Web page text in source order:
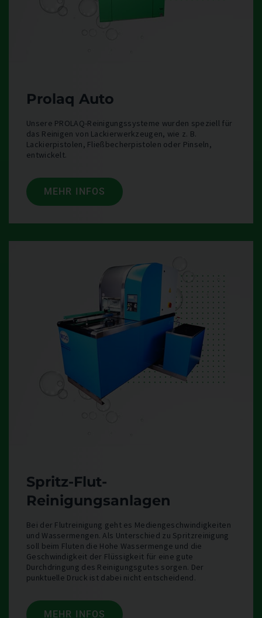
Prolaq Auto
Unsere PROLAQ-Reinigungssysteme wurden speziell für
das Reinigen von Lackierwerkzeugen, wie z. B.
Lackierpistolen, Fließbecherpistolen oder Pinseln,
entwickelt.
MEHR INFOS
Spritz-Flut-
Reinigungsanlagen
Bei der Flutreinigung geht es Mediengeschwindigkeiten
und Wassermengen. Als Unterschied zu Spritzreinigung
soll beim Fluten die Hohe Wassermenge und die
Geschwindigkeit der Flüssigkeit für eine gute
Durchdringung des Reinigungsgutes sorgen. Der
punktuelle Druck ist dabei nicht entscheidend.
MEHR INFOS